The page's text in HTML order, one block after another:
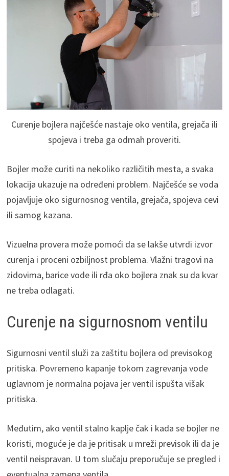
Curenje bojlera najčešće nastaje oko ventila, grejača ili
spojeva i treba ga odmah proveriti.
Bojler može curiti na nekoliko različitih mesta, a svaka
lokacija ukazuje na određeni problem. Najčešće se voda
pojavljuje oko sigurnosnog ventila, grejača, spojeva cevi
ili samog kazana.
Vizuelna provera može pomoći da se lakše utvrdi izvor
curenja i proceni ozbiljnost problema. Vlažni tragovi na
zidovima, barice vode ili rđa oko bojlera znak su da kvar
ne treba odlagati.
Curenje na sigurnosnom ventilu
Sigurnosni ventil služi za zaštitu bojlera od previsokog
pritiska. Povremeno kapanje tokom zagrevanja vode
uglavnom je normalna pojava jer ventil ispušta višak
pritiska.
Međutim, ako ventil stalno kaplje čak i kada se bojler ne
koristi, moguće je da je pritisak u mreži previsok ili da je
ventil neispravan. U tom slučaju preporučuje se pregled i